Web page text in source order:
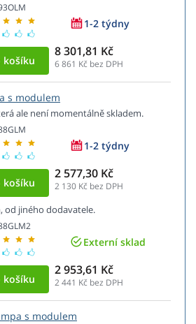
1-2 týdny
8 301,81 Kč
6 861 Kč bez DPH
s modulem
ale není momentálně skladem.
1-2 týdny
2 577,30 Kč
2 130 Kč bez DPH
od jiného dodavatele.
Externí sklad
2 953,61 Kč
2 441 Kč bez DPH
s modulem